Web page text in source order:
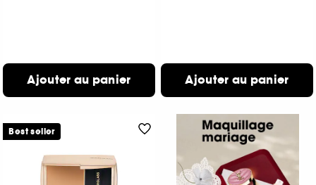
Ajouter au panier Ajouter au panier
Best seller